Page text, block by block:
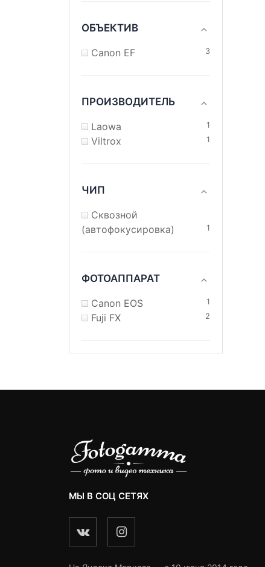
ОБЪЕКТИВ
Canon EF 3
ПРОИЗВОДИТЕЛЬ
Laowa 1
Viltrox 1
ЧИП
Сквозной
(автофокусировка)
1
ФОТОАППАРАТ
Canon EOS 1
Fuji FX 2
МЫ В СОЦ СЕТЯХ